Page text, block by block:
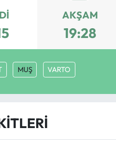
AKŞAM
19:28
MUŞ VARTO